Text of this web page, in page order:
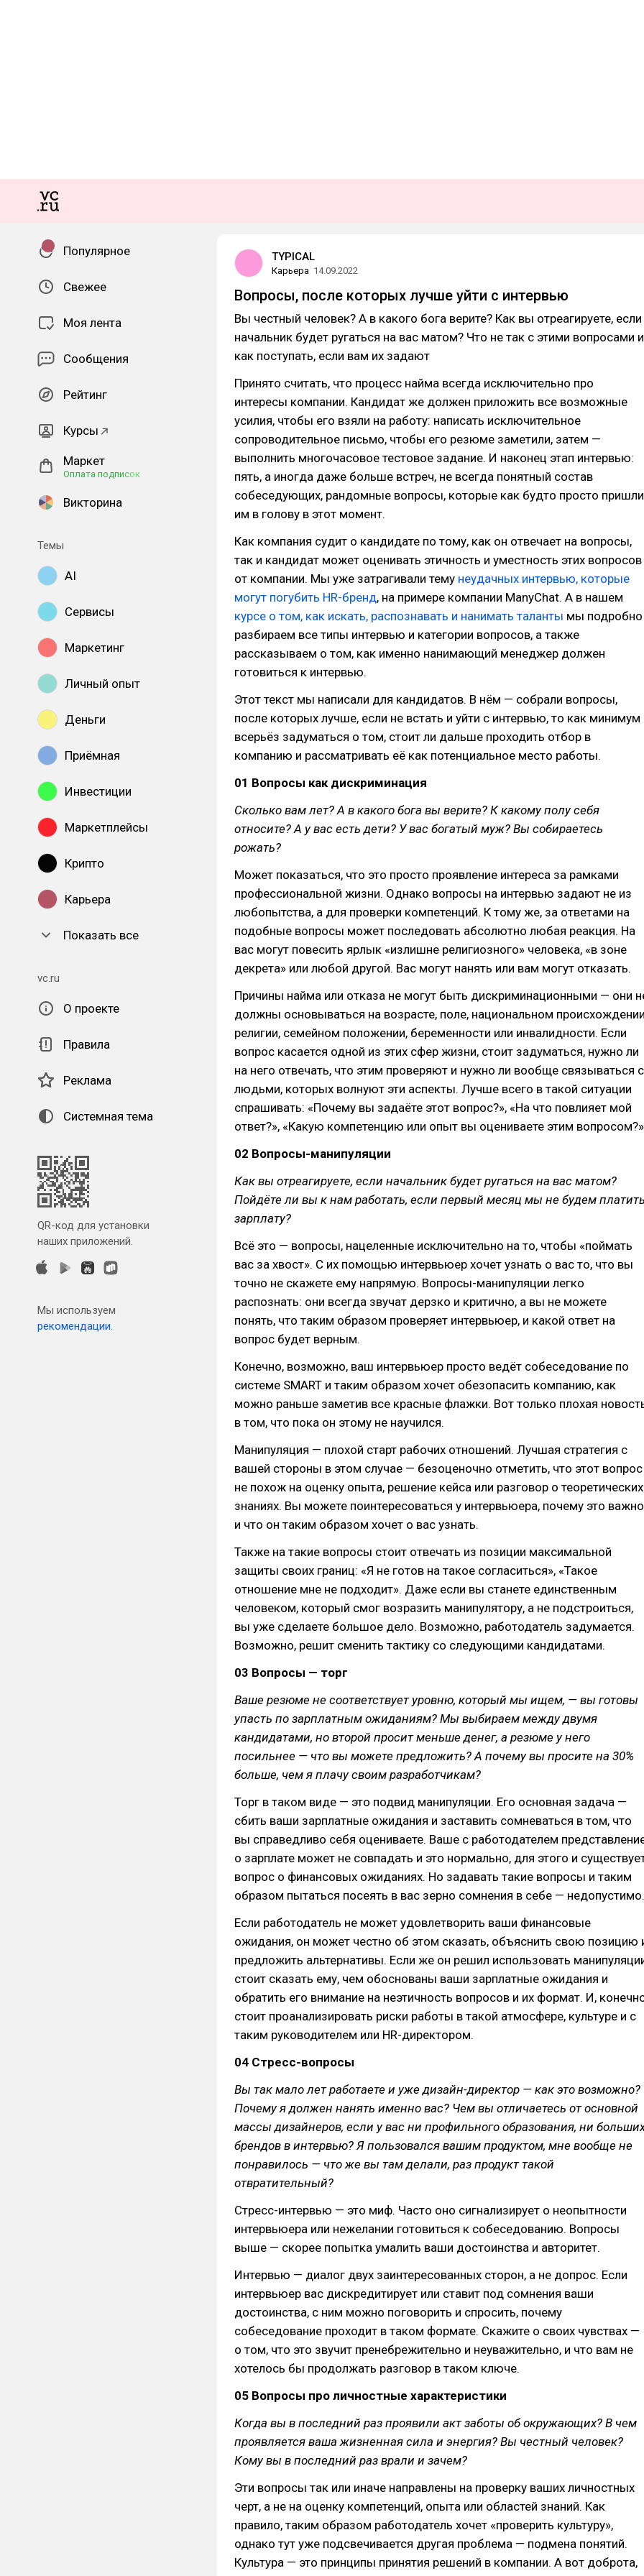
Популярное
Свежее
Моя лента
Сообщения
Рейтинг
Курсы
Маркет
Оплата подписок
Викторина
Темы
AI
Сервисы
Маркетинг
Личный опыт
Деньги
Приёмная
Инвестиции
Маркетплейсы
Крипто
Карьера
Показать все
vc.ru
О проекте
Правила
Реклама
Системная тема
QR-код для установки
наших приложений.
Мы используем
рекомендации.
TYPICAL
Карьера 14.09.2022
Вопросы, после которых лучше уйти с интервью
Вы честный человек? А в какого бога верите? Как вы отреагируете, если
начальник будет ругаться на вас матом? Что не так с этими вопросами и
как поступать, если вам их задают
Принято считать, что процесс найма всегда исключительно про
интересы компании. Кандидат же должен приложить все возможные
усилия, чтобы его взяли на работу: написать исключительное
сопроводительное письмо, чтобы его резюме заметили, затем —
выполнить многочасовое тестовое задание. И наконец этап интервью:
пять, а иногда даже больше встреч, не всегда понятный состав
собеседующих, рандомные вопросы, которые как будто просто пришли
им в голову в этот момент.
Как компания судит о кандидате по тому, как он отвечает на вопросы,
так и кандидат может оценивать этичность и уместность этих вопросов
от компании. Мы уже затрагивали тему неудачных интервью, которые
могут погубить HR-бренд, на примере компании ManyChat. А в нашем
курсе о том, как искать, распознавать и нанимать таланты мы подробно
разбираем все типы интервью и категории вопросов, а также
рассказываем о том, как именно нанимающий менеджер должен
готовиться к интервью.
Этот текст мы написали для кандидатов. В нём — собрали вопросы,
после которых лучше, если не встать и уйти с интервью, то как минимум
всерьёз задуматься о том, стоит ли дальше проходить отбор в
компанию и рассматривать её как потенциальное место работы.
01 Вопросы как дискриминация
Сколько вам лет? А в какого бога вы верите? К какому полу себя
относите? А у вас есть дети? У вас богатый муж? Вы собираетесь
рожать?
Может показаться, что это просто проявление интереса за рамками
профессиональной жизни. Однако вопросы на интервью задают не из
любопытства, а для проверки компетенций. К тому же, за ответами на
подобные вопросы может последовать абсолютно любая реакция. На
вас могут повесить ярлык «излишне религиозного» человека, «в зоне
декрета» или любой другой. Вас могут нанять или вам могут отказать.
Причины найма или отказа не могут быть дискриминационными — они
должны основываться на возрасте, поле, национальном
религии, семейном положении, беременности или инвалидности. Если
вопрос касается одной из этих сфер жизни, стоит задуматься, нужно ли
на него отвечать, что этим проверяют и нужно ли вообще связываться с
людьми, которых волнуют эти аспекты. Лучше всего в такой ситуации
спрашивать: «Почему вы задаёте этот вопрос?», «На что повлияет мой
ответ?», «Какую компетенцию или опыт вы оцениваете этим вопросом?»
02 Вопросы-манипуляции
Как вы отреагируете, если начальник будет ругаться на вас матом?
Пойдёте ли вы к нам работать, если первый месяц мы не будем
зарплату?
Всё это — вопросы, нацеленные исключительно на то, чтобы «поймать
вас за хвост». С их помощью интервьюер хочет узнать о вас то, что вы
точно не скажете ему напрямую. Вопросы-манипуляции легко
распознать: они всегда звучат дерзко и критично, а вы не можете
понять, что таким образом проверяет интервьюер, и какой ответ на
вопрос будет верным.
Конечно, возможно, ваш интервьюер просто ведёт собеседование по
системе SMART и таким образом хочет обезопасить компанию, как
можно раньше заметив все красные флажки. Вот только плохая
в том, что пока он этому не научился.
Манипуляция — плохой старт рабочих отношений. Лучшая стратегия с
вашей стороны в этом случае — безоценочно отметить, что этот вопрос
не похож на оценку опыта, решение кейса или разговор о теоретических
знаниях. Вы можете поинтересоваться у интервьюера, почему это важно
и что он таким образом хочет о вас узнать.
Также на такие вопросы стоит отвечать из позиции максимальной
защиты своих границ: «Я не готов на такое согласиться», «Такое
отношение мне не подходит». Даже если вы станете единственным
человеком, который смог возразить манипулятору, а не подстроиться,
вы уже сделаете большое дело. Возможно, работодатель задумается.
Возможно, решит сменить тактику со следующими кандидатами.
03 Вопросы — торг
Ваше резюме не соответствует уровню, который мы ищем, — вы готовы
упасть по зарплатным ожиданиям? Мы выбираем между двумя
кандидатами, но второй просит меньше денег, а резюме у него
посильнее — что вы можете предложить? А почему вы просите на 30%
больше, чем я плачу своим разработчикам?
Торг в таком виде — это подвид манипуляции. Его основная задача —
сбить ваши зарплатные ожидания и заставить сомневаться в том, что
вы справедливо себя оцениваете. Ваше с работодателем
о зарплате может не совпадать и это нормально, для этого и
вопрос о финансовых ожиданиях. Но задавать такие вопросы и таким
образом пытаться посеять в вас зерно сомнения в себе — недопустимо.
Если работодатель не может удовлетворить ваши финансовые
ожидания, он может честно об этом сказать, объяснить свою позицию
предложить альтернативы. Если же он решил использовать
стоит сказать ему, чем обоснованы ваши зарплатные ожидания и
обратить его внимание на неэтичность вопросов и их формат. И,
стоит проанализировать риски работы в такой атмосфере, культуре и с
таким руководителем или HR-директором.
04 Стресс-вопросы
Вы так мало лет работаете и уже дизайн-директор — как это возможно?
Почему я должен нанять именно вас? Чем вы отличаетесь от основной
массы дизайнеров, если у вас ни профильного образования, ни
брендов в интервью? Я пользовался вашим продуктом, мне вообще не
понравилось — что же вы там делали, раз продукт такой
отвратительный?
Стресс-интервью — это миф. Часто оно сигнализирует о неопытности
интервьюера или нежелании готовиться к собеседованию. Вопросы
выше — скорее попытка умалить ваши достоинства и авторитет.
Интервью — диалог двух заинтересованных сторон, а не допрос. Если
интервьюер вас дискредитирует или ставит под сомнения ваши
достоинства, с ним можно поговорить и спросить, почему
собеседование проходит в таком формате. Скажите о своих чувствах —
о том, что это звучит пренебрежительно и неуважительно, и что вам не
хотелось бы продолжать разговор в таком ключе.
05 Вопросы про личностные характеристики
Когда вы в последний раз проявили акт заботы об окружающих? В чем
проявляется ваша жизненная сила и энергия? Вы честный человек?
Кому вы в последний раз врали и зачем?
Эти вопросы так или иначе направлены на проверку ваших личностных
черт, а не на оценку компетенций, опыта или областей знаний. Как
правило, таким образом работодатель хочет «проверить культуру»,
однако тут уже подсвечивается другая проблема — подмена понятий.
Культура — это принципы принятия решений в компании. А вот доброта,